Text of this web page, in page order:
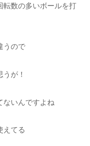
転数の多いボールを打
うので
が！
ないんですよね
えてる